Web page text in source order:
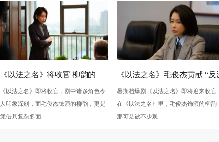
《以法之名》将收官 柳韵的
“蠢” 让毛俊杰重回巅峰
《以法之名》即将收官，剧中诸多角色令
人印象深刻，而毛俊杰饰演的柳韵，更是
凭借其复杂多面...
《以法之名》毛俊杰贡献 “反
级” 演技？柳韵的 “蠢” 是表演
的胜利！
暑期档爆剧《以法之名》即将迎来收官
在《以法之名》里，毛俊杰饰演的柳韵
那可是被不少观...